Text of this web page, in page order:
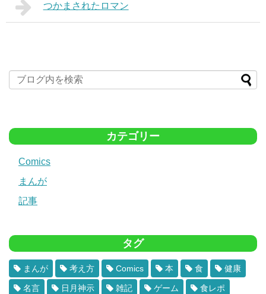
つかまされたロマン
カテゴリー
Comics
まんが
記事
タグ
まんが 考え方 Comics 本 食 健康
名言 日月神示 雑記 ゲーム 食レポ